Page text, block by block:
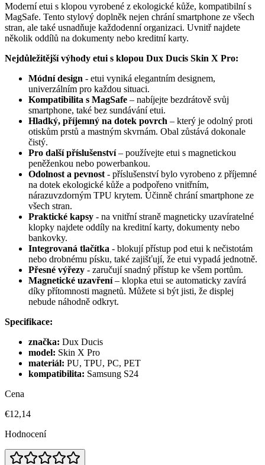
Moderní etui s klopou vyrobené z ekologické kůže, kompatibilní s
MagSafe. Tento stylový doplněk nejen chrání smartphone ze všech
stran, ale také usnadňuje každodenní organizaci. Uvnitř najdete
několik oddílů na dokumenty nebo kreditní karty.
Nejdůležitější výhody etui s klopou Dux Ducis Skin X Pro:
Módní design - etui vyniká elegantním designem,
univerzálním pro každou situaci.
Kompatibilita s MagSafe – nabíjejte bezdrátově svůj
smartphone, také bez sundávání etui.
Hladký, příjemný na dotek povrch – který je odolný proti
otiskům prstů a mastným skvrnám. Obal zůstává dokonale
čistý.
Pro další příslušenství – používejte etui s magnetickou
peněženkou nebo powerbankou.
Odolnost a pevnost - příslušenství bylo vyrobeno z příjemné
na dotek ekologické kůže a podpořeno vnitřním,
nárazuvzdorným TPU krytem. Účinně chrání smartphone ze
všech stran.
Praktické kapsy - na vnitřní straně magneticky uzavíratelné
klopky najdete oddíly na kreditní karty, dokumenty nebo
bankovky.
Integrovaná tlačítka - blokují přístup pod etui k nečistotám
nebo drobnému písku, také zajišťují, že etui vypadá jednotně.
Přesné výřezy - zaručují snadný přístup ke všem portům.
Magnetické uzavření – klopka etui se automaticky zavírá
díky přítomnosti magnetů. Můžete si být jisti, že displej
nebude náhodně odkryt.
Specifikace:
značka: Dux Ducis
model: Skin X Pro
materiál: PU, TPU, PC, PET
kompatibilita: Samsung S24
Cena
€12,14
Hodnocení